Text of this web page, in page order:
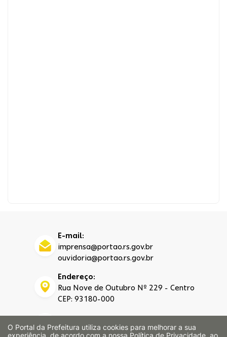
E-mail:
imprensa@portao.rs.gov.br
ouvidoria@portao.rs.gov.br
Endereço:
Rua Nove de Outubro Nº 229 - Centro
CEP: 93180-000
(51) 3500-4200
O Portal da Prefeitura utiliza cookies para melhorar a sua
experiência, de acordo com a nossa Política de Privacidade , ao